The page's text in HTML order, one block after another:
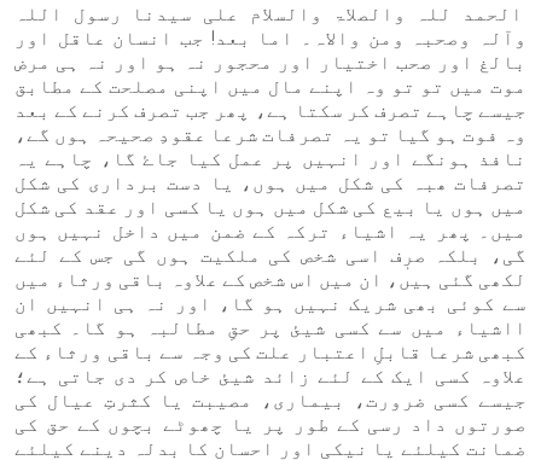
الحمد للہ والصلاۃ والسلام علی سیدنا رسول اللہ
وآلہ وصحبہ ومن والاہ۔ اما بعد! جب انسان عاقل اور
بالغ اور صحب اختیار اور محجور نہ ہو اور نہ ہی مرض
موت میں تو تو وہ اپنے مال میں اپنی مصلحت کے مطابق
جیسے چاہے تصرف کر سکتا ہے، پھر جب تصرف کرنے کے بعد
وہ فوت ہو گیا تو یہ تصرفات شرعا عقودِ صحیحہ ہوں گے،
نافذ ہونگے اور انہیں پر عمل کیا جاۓ گا، چاہے یہ
تصرفات ھبہ کی شکل میں ہوں، یا دست برداری کی شکل
میں ہوں یا بیع کی شکل میں ہوں یا کسی اور عقد کی شکل
میں۔ پھر یہ اشیاء ترکہ کے ضمن میں داخل نہیں ہوں
گی، بلکہ صرٖف اسی شخص کی ملکیت ہوں گی جس کے لئے
لکھی گئی ہیں، ان میں اس شخص کے علاوہ باقی ورثاء میں
سے کوئی بھی شریک نہیں ہو گا، اور نہ ہی انہیں ان
ااشیاء میں سے کسی شیئ پر حقِ مطالبہ ہو گا۔ کبھی
کبھی شرعا قابلِ اعتبار علت کی وجہ سے باقی ورثاء کے
علاوہ کسی ایک کے لئے زائد شیئ خاص کر دی جاتی ہے؛
جیسے کسی ضرورت، بیماری، مصیبت یا کثرتِ عیال کی
صورتوں داد رسی کے طور پر یا چھوٹے بچوں کے حق کی
ضمانت کیلئے یا نیکی اور احسان کا بدلہ دینے کیلئے